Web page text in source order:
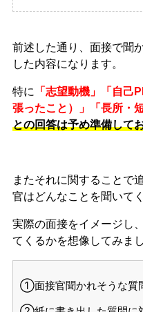
前述した通り、面接で聞
した内容になります。
特に 「志望動機」「自己
張ったこと）」「長所・短
との回答は予め準備して
またそれに関することで
官はどんなことを聞いて
実際の面接をイメージし
てくるかを想像してみまし
①面接官聞かれそうな質